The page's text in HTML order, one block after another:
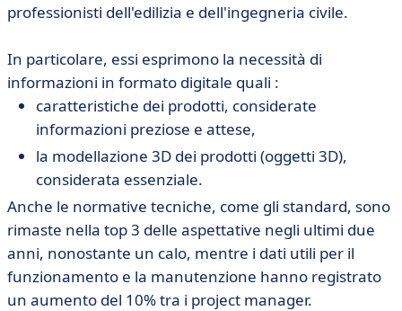
professionisti dell'edilizia e dell'ingegneria civile.
In particolare, essi esprimono la necessità di
informazioni in formato digitale quali :
caratteristiche dei prodotti, considerate
informazioni preziose e attese,
la modellazione 3D dei prodotti (oggetti 3D),
considerata essenziale.
Anche le normative tecniche, come gli standard, sono
rimaste nella top 3 delle aspettative negli ultimi due
anni, nonostante un calo, mentre i dati utili per il
funzionamento e la manutenzione hanno registrato
un aumento del 10% tra i project manager.